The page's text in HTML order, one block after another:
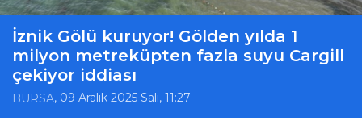
İznik Gölü kuruyor! Gölden yılda 1
milyon metreküpten fazla suyu Cargill
çekiyor iddiası
BURSA, 09 Aralık 2025 Salı, 11:27